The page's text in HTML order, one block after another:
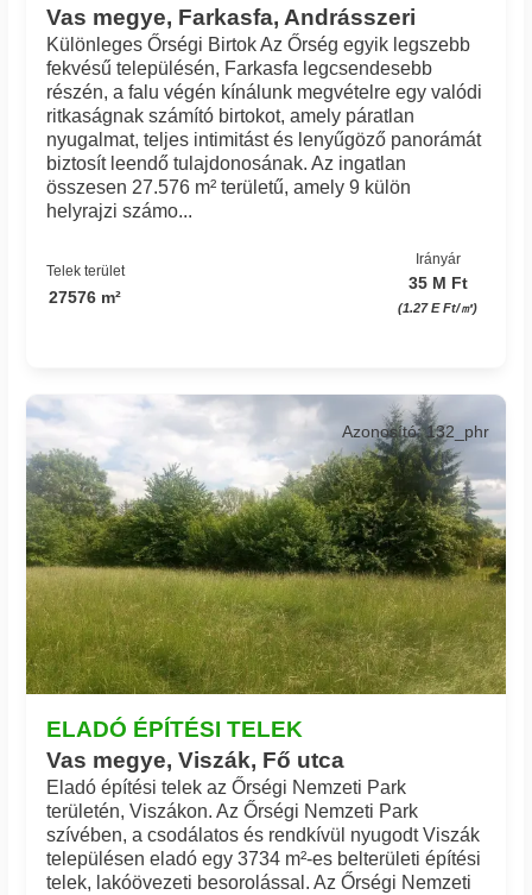
Vas megye, Farkasfa, Andrásszeri
Különleges Őrségi Birtok Az Őrség egyik legszebb
fekvésű településén, Farkasfa legcsendesebb
részén, a falu végén kínálunk megvételre egy valódi
ritkaságnak számító birtokot, amely páratlan
nyugalmat, teljes intimitást és lenyűgöző panorámát
biztosít leendő tulajdonosának. Az ingatlan
összesen 27.576 m² területű, amely 9 külön
helyrajzi számo...
Telek terület
27576 m²
Irányár
35 M Ft
(1.27 E Ft/㎡)
ELADÓ ÉPÍTÉSI TELEK
Vas megye, Viszák, Fő utca
Azonosító: 132_phr
Eladó építési telek az Őrségi Nemzeti Park
területén, Viszákon. Az Őrségi Nemzeti Park
szívében, a csodálatos és rendkívül nyugodt Viszák
településen eladó egy 3734 m²-es belterületi építési
telek, lakóövezeti besorolással. Az Őrségi Nemzeti